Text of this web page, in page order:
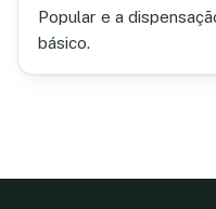
Popular e a
básico.